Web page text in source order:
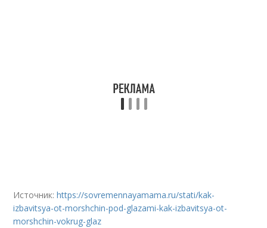
Источник:https://sovremennayamama.ru/stati/kak-
izbavitsya-ot-morshchin-pod-glazami-kak-izbavitsya-ot-
morshchin-vokrug-glaz